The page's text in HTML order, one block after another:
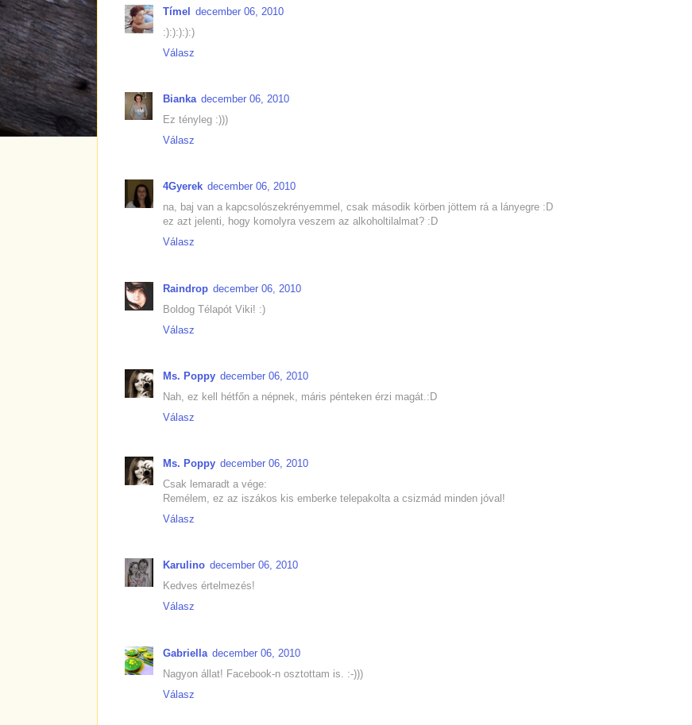
Tímel
december 06, 2010
:):):):):)
Válasz
Bianka december 06, 2010
Ez tényleg :)))
Válasz
4Gyerek december 06, 2010
na, baj van a kapcsolószekrényemmel, csak második körben jöttem rá a lányegre :D
ez azt jelenti, hogy komolyra veszem az alkoholtilalmat? :D
Válasz
Raindrop december 06, 2010
Boldog Télapót Viki! :)
Válasz
Ms. Poppy december 06, 2010
Nah, ez kell hétfőn a népnek, máris pénteken érzi magát.:D
Válasz
Ms. Poppy december 06, 2010
Csak lemaradt a vége:
Remélem, ez az iszákos kis emberke telepakolta a csizmád minden jóval!
Válasz
Karulino december 06, 2010
Kedves értelmezés!
Válasz
Gabriella december 06, 2010
Nagyon állat! Facebook-n osztottam is. :-)))
Válasz